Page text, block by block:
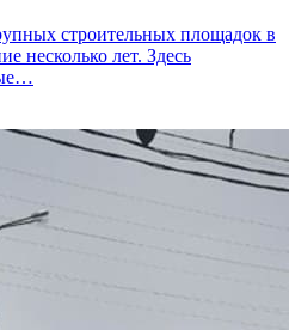
строительных площадок в
несколько лет. Здесь